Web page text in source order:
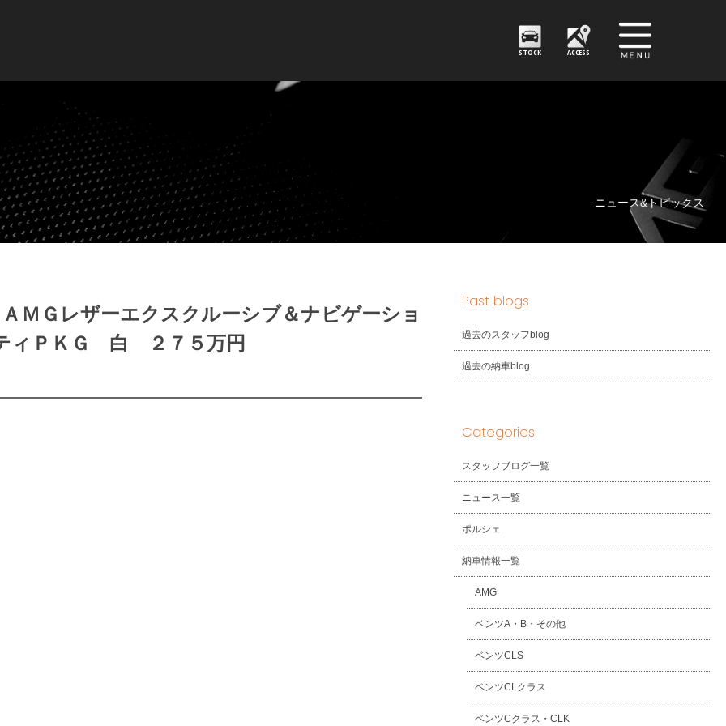
STOCK ACCESS
ニュース&トピックス
ＭＧレザーエクスクルーシブ＆ナビゲーショ
ィＰＫＧ 白 ２７５万円
Past blogs
過去のスタッフblog
過去の納車blog
Categories
スタッフブログ一覧
ニュース一覧
ポルシェ
納車情報一覧
AMG
ベンツA・B・その他
ベンツCLS
ベンツCLクラス
ベンツCクラス・CLK